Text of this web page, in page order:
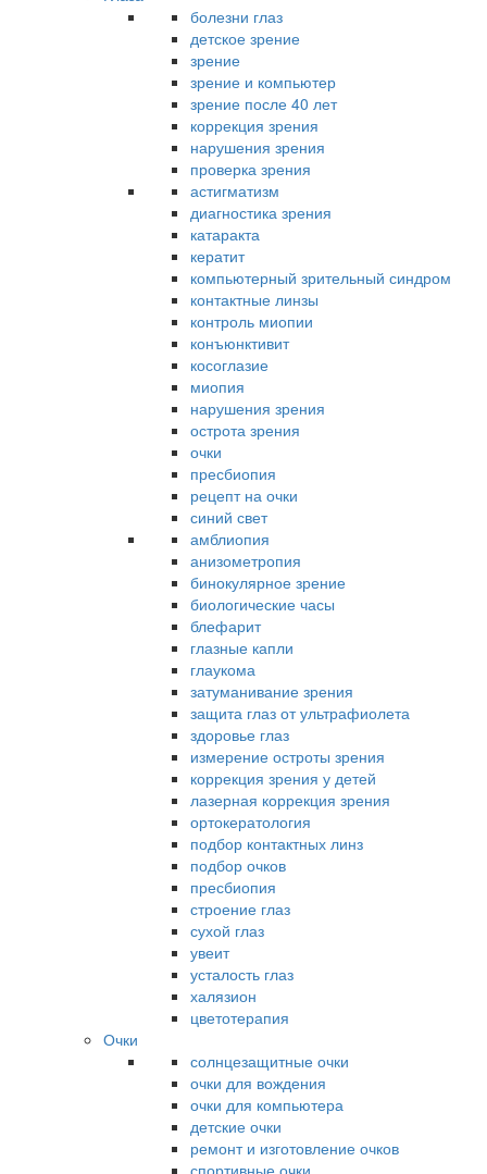
болезни глаз
детское зрение
зрение
зрение и компьютер
зрение после 40 лет
коррекция зрения
нарушения зрения
проверка зрения
астигматизм
диагностика зрения
катаракта
кератит
компьютерный зрительный синдром
контактные линзы
контроль миопии
конъюнктивит
косоглазие
миопия
нарушения зрения
острота зрения
очки
пресбиопия
рецепт на очки
синий свет
амблиопия
анизометропия
бинокулярное зрение
биологические часы
блефарит
глазные капли
глаукома
затуманивание зрения
защита глаз от ультрафиолета
здоровье глаз
измерение остроты зрения
коррекция зрения у детей
лазерная коррекция зрения
ортокератология
подбор контактных линз
подбор очков
пресбиопия
строение глаз
сухой глаз
увеит
усталость глаз
халязион
цветотерапия
Очки
солнцезащитные очки
очки для вождения
очки для компьютера
детские очки
ремонт и изготовление очков